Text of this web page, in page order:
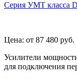
Серия УМТ класса
Цена: от 87 480 руб.
Усилители
для подключения